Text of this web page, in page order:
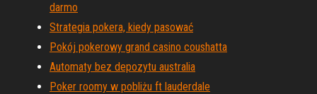
darmo
Strategia pokera, kiedy pasować
Pokój pokerowy grand casino coushatta
Automaty bez depozytu australia
Poker roomy w pobliżu ft lauderdale